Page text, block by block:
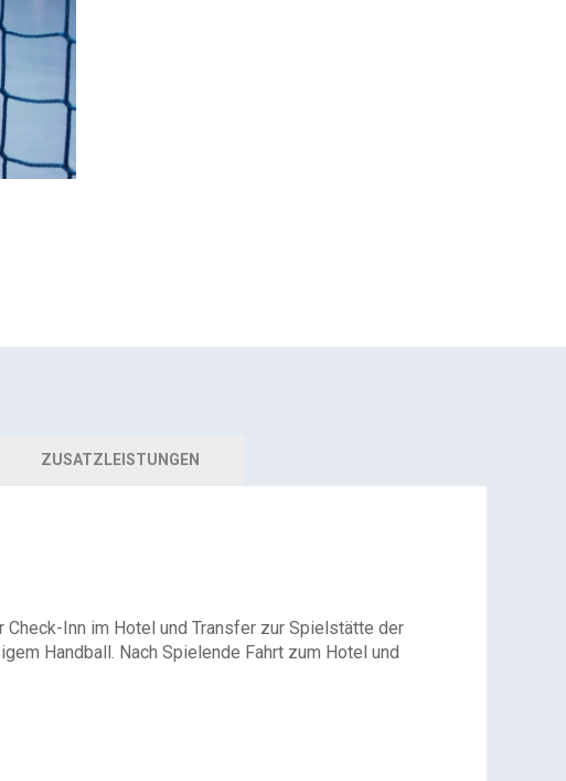
ZUSATZLEISTUNGEN
Inn im Hotel und Transfer zur Spielstätte der
Handball. Nach Spielende Fahrt zum Hotel und